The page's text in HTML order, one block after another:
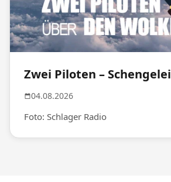
Zwei Piloten – Schengelei
04.08.2026
Foto: Schlager Radio